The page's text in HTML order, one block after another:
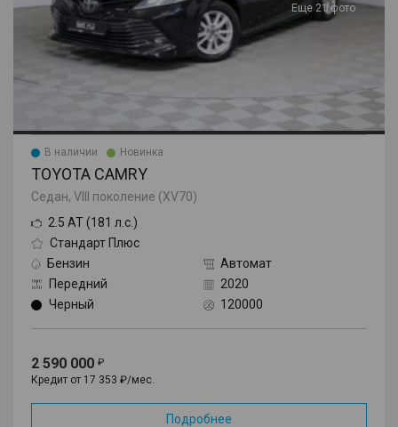
Еще 21 фото
В наличии Новинка
TOYOTA CAMRY
Седан, VIII поколение (XV70)
2.5 AT (181 л.с.)
Стандарт Плюс
Бензин
Автомат
Передний
2020
Черный
120000
2 590 000
Кредит от 17 353 ₽/мес.
Подробнее